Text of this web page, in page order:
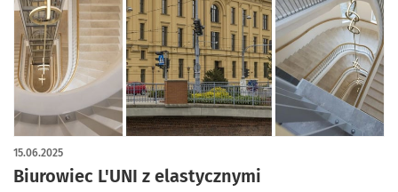
Biurowiec L'UNI z elastycznymi
15.06.2025
artykuł z galerią zdjęć